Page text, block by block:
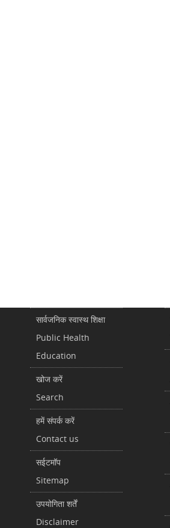
सार्वजनिक स्वास्थ शिक्षा
Public Health
Education
खोज करें
Search
हमें संपर्क करें
Contact us
सईटमॉप
Sitemap
उपयोगिता शर्तें
Disclaimer